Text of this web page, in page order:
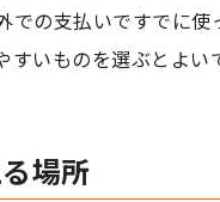
での支払いですでに
いものを選ぶとよい
場所